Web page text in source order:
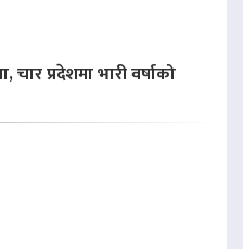
प्रदेशमा भारी वर्षाको